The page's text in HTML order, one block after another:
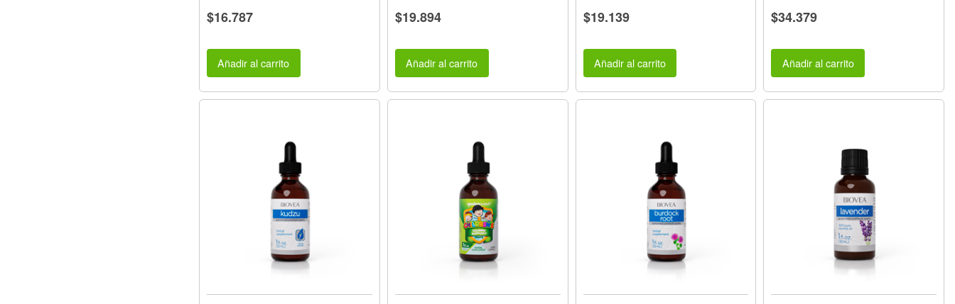
$16.787
Añadir al carrito
$19.894
Añadir al carrito
$19.139
Añadir al carrito
$34.379
Añadir al carrito